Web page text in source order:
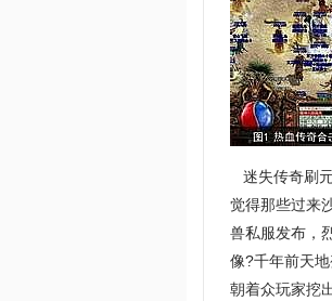
迷失传奇刷
觉得那些过来
兽私服发布，
像?千年前天
朝着众玩家挖